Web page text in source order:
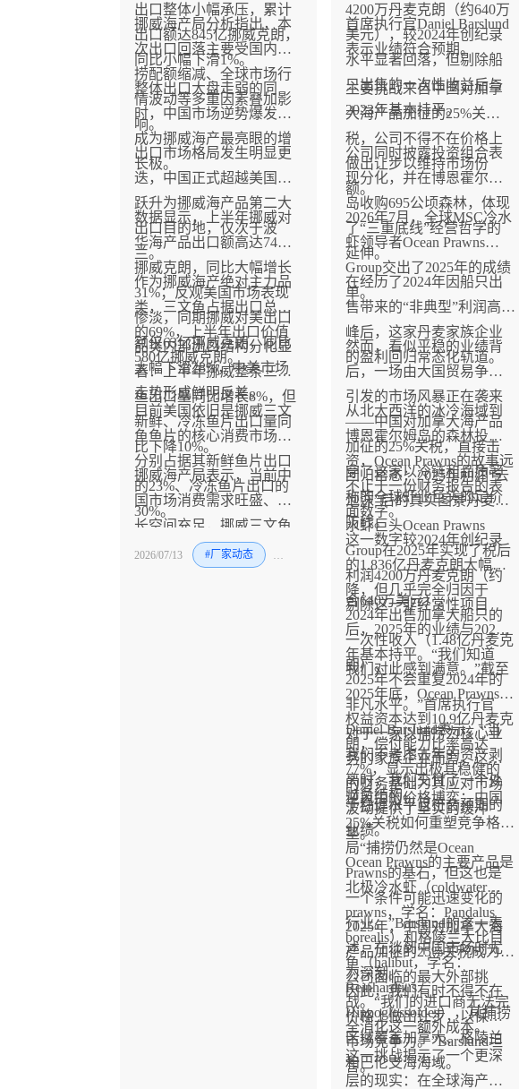
出口整体小幅承压，累计
出口额达845亿挪威克朗，
同比小幅下滑1%。
挪威海产局分析指出，本
次出口回落主要受国内捕
捞配额缩减、全球市场行
情波动等多重因素叠加影
响。
整体出口大盘走弱的同
时，中国市场逆势爆发，
成为挪威海产最亮眼的增
长极。
出口市场格局发生明显更
迭，中国正式超越美国，
跃升为挪威海产品第二大
出口目的地，仅次于波
兰。
数据显示，上半年挪威对
华海产品出口额高达74亿
挪威克朗，同比大幅增长
31%；反观美国市场表现
惨淡，同期挪威对美出口
额仅63亿挪威克朗，同比
大幅下滑28%，中美市场
走势形成鲜明反差。
作为挪威海产绝对主力品
类，三文鱼占据出口总额
的69%，上半年出口价值
580亿挪威克朗。
品类内部出口结构分化显
著：上半年挪威整条三文
鱼出口量同比增长8%，但
新鲜、冷冻鱼片出口量同
比下降10%。
目前美国依旧是挪威三文
鱼鱼片的核心消费市场，
分别占据其新鲜鱼片出口
的23%、冷冻鱼片出口的
30%。
挪威海产局表示，当前中
国市场消费需求旺盛、增
长空间充足，挪威三文鱼
在华仍具备极强的增长潜
2026/07/13 #厂家动态 #猪 #羊 #牛
4200万丹麦克朗（约640万
美元），较2024年创纪录
水平显著回落，但剔除船
只出售的一次性收益后与
2023年基本持平。
首席执行官Daniel Barslund
表示业绩符合预期。
主要挑战来自中国对加拿
大海产品加征的25%关
税，公司不得不在价格上
做出让步以维持市场份
额。
公司同时披露投资组合表
现分化，并在博恩霍尔姆
岛收购695公顷森林，体现
了“三重底线”经营哲学的
延伸。
2026年7月，全球MSC冷水
虾领导者Ocean Prawns
Group交出了2025年的成绩
单。
在经历了2024年因船只出
售带来的“非典型”利润高
峰后，这家丹麦家族企业
的盈利回归常态化轨道。
然而，看似平稳的业绩背
后，一场由大国贸易争端
引发的市场风暴正在袭来
——中国对加拿大海产品
加征的25%关税，直接击
穿了这家以冷链和品质著
称的全球虾业巨头的定价
防线。
从北大西洋的冰冷海域到
博恩霍尔姆岛的森林投
资，Ocean Prawns的故事远
不止于一份财务报告的表
面数字。
回归常态：2025年利润“去
泡沫”后的真实图景丹麦冷
水虾巨头Ocean Prawns
Group在2025年实现了税后
利润4200万丹麦克朗（约
合640万美元）。
这一数字较2024年创纪录
的1.836亿丹麦克朗大幅下
降，但几乎完全归因于
2024年出售加拿大船只的
一次性收入（1.48亿丹麦克
朗）。
剔除这一非经常性项目
后，2025年的业绩与2023
年基本持平。“我们知道
2025年不会重复2024年的
非凡水平。”首席执行官
Daniel Barslund表示，“当
我们不考虑去年的资产剥
离时，我们交付了一个处
于稳健水平且符合预期的
业绩。
我们对此感到满意。”截至
2025年底，Ocean Prawns的
权益资本达到10.9亿丹麦克
朗，偿付能力比率高达
77%，显示出极其稳健的
财务结构。
对于一家以捕捞为核心业
务的家族企业而言，这样
的财务基础为其应对市场
波动提供了坚实的缓冲
垫。
逆风中的价格博弈：中国
25%关税如何重塑竞争格
局“捕捞仍然是Ocean
Prawns的基石，但这也是
一个条件可能迅速变化的
行业。”Barslund的这一表
述，在谈到中国市场时尤
为深刻。
Ocean Prawns的主要产品是
北极冷水虾（coldwater
prawns，学名：Pandalus
borealis）和格陵兰大比目
鱼（halibut，学名：
Reinhardtius
Hippoglossoides），其捕捞
区域覆盖加拿大、格陵兰
和巴伦支海海域。
2025年，中国对加拿大海
产品加征的25%关税成为
公司面临的最大外部挑
战。“我们的进口商无法完
全消化这一额外成本。
因此，我们有时不得不在
价格上做出让步，以保持
市场竞争力。”Barslund坦
言。
这一挑战揭示了一个更深
层的现实：在全球海产品